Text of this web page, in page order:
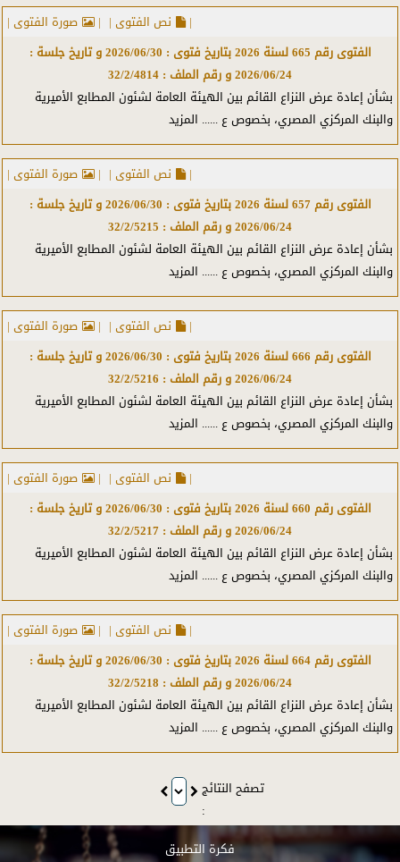
تأميم
تأمينات إجتماعية
تراخيص
تعليم
تعويض
تقادم
تموين
جامعات
جبانات
جمارك
جمعيات وهيئات
جنسية
زراعة
سكك حديدية
شركات ومؤسسات عامة
شهر عقاري
ضرائب ورسوم
| صورة الفتوى | |
نص الفتوى |
الفتوى رقم 665لسنة 2026بتاريخ فتوى : 2026/06/30و تاريخ جلسة :
2026/06/24و رقم الملف : 32/2/4814
بشأن إعادة عرض النزاع القائم بين الهيئة العامة لشئون المطابع الأميرية
والبنك المركزي المصري، بخصوص ع...... المزيد
| صورة الفتوى | |
نص الفتوى |
الفتوى رقم657لسنة 2026بتاريخ فتوى : 2026/06/30و تاريخ جلسة :
2026/06/24و رقم الملف : 32/2/5215
بشأن إعادة عرض النزاع القائم بين الهيئة العامة لشئون المطابع الأميرية
والبنك المركزي المصري، بخصوص ع...... المزيد
| صورة الفتوى | |
نص الفتوى |
الفتوى رقم 666لسنة 2026بتاريخ فتوى : 2026/06/30و تاريخ جلسة :
2026/06/24و رقم الملف : 32/2/5216
بشأن إعادة عرض النزاع القائم بين الهيئة العامة لشئون المطابع الأميرية
والبنك المركزي المصري، بخصوص ع...... المزيد
| صورة الفتوى | |
نص الفتوى |
الفتوى رقم 660لسنة 2026بتاريخ فتوى : 2026/06/30و تاريخ جلسة :
2026/06/24و رقم الملف : 32/2/5217
بشأن إعادة عرض النزاع القائم بين الهيئة العامة لشئون المطابع الأميرية
والبنك المركزي المصري، بخصوص ع...... المزيد
| صورة الفتوى | |
نص الفتوى |
الفتوى رقم664لسنة 2026بتاريخ فتوى : 2026/06/30و تاريخ جلسة :
2026/06/24و رقم الملف : 32/2/5218
بشأن إعادة عرض النزاع القائم بين الهيئة العامة لشئون المطابع الأميرية
والبنك المركزي المصري، بخصوص ع...... المزيد
تصفح النتائج
:
فكرة التطبيق